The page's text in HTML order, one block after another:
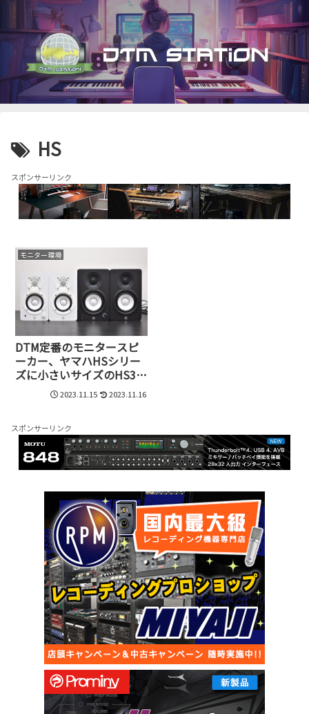
HS
スポンサーリンク
モニター環境
DTM定番のモニタースピ
ーカー、ヤマハHSシリー
ズに小さいサイズのHS3と
HS4が仲間入り！
2023.11.15 2023.11.16
スポンサーリンク